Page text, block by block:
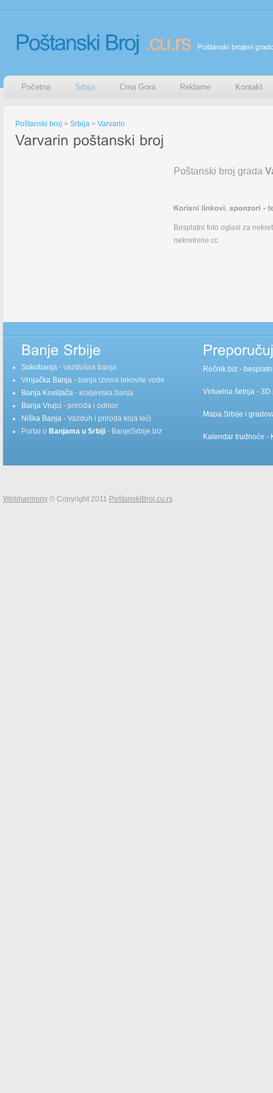
Početna Srbija Crna Gora Reklame Kontakt
Poštanski broj > Srbija > Varvarin
Poštanski broj grada
Besplatni foto oglasi za
nekretnine.cc
Sokobanja - vazdušna banja
Vrnjačka Banja - banja izvora lekovite vode
Banja Koviljača - kraljevska banja
Banja Vrujci - priroda i odmor
Niška Banja - Vazduh i priroda koja leči
Portal o Banjama u Srbiji - BanjeSrbije.biz
Rečnik.biz -
Virtuelna šetnja - 3D
Mapa Srbije i
Kalendar trudnoće -
Webharmony © Copyright 2011 PoštanskiBroj.cu.rs.